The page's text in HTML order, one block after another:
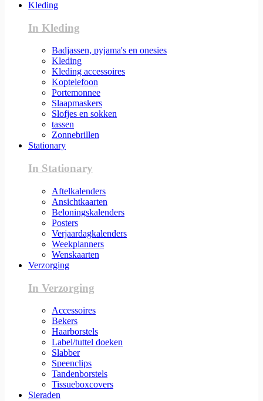
Kleding
In Kleding
Badjassen, pyjama's en onesies
Kleding
Kleding accessoires
Koptelefoon
Portemonnee
Slaapmaskers
Slofjes en sokken
tassen
Zonnebrillen
Stationary
In Stationary
Aftelkalenders
Ansichtkaarten
Beloningskalenders
Posters
Verjaardagkalenders
Weekplanners
Wenskaarten
Verzorging
In Verzorging
Accessoires
Bekers
Haarborstels
Label/tuttel doeken
Slabber
Speenclips
Tandenborstels
Tissueboxcovers
Sieraden